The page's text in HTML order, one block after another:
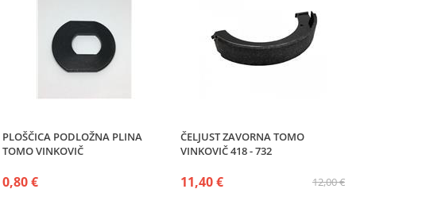
PLOŠČICA PODLOŽNA PLINA
TOMO VINKOVIČ
0,80 €
ČELJUST ZAVORNA TOMO
VINKOVIČ 418 - 732
12,00 €
11,40 €